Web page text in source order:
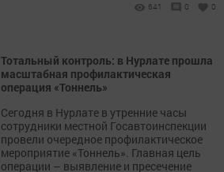
641 0 0
Тотальный контроль: в Нурлате прошла
масштабная профилактическая
операция «Тоннель»
Сегодня в Нурлате в утренние часы
сотрудники местной Госавтоинспекции
провели очередное профилактическое
мероприятие «Тоннель». Главная цель
операции – выявление и пресечение